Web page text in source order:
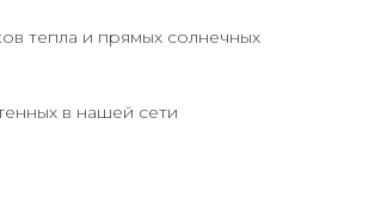
тепла и прямых солнечных
в нашей сети